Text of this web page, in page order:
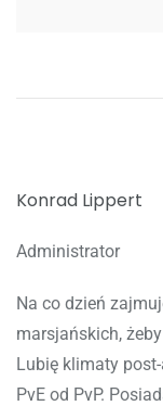
Konrad Lippert
Administrator
Na co dzień
marsjańskich,
Lubię klimaty
PvE od PvP.